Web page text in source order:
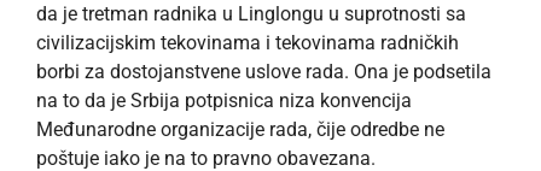
da je tretman radnika u Linglongu u suprotnosti sa
civilizacijskim tekovinama i tekovinama radničkih
borbi za dostojanstvene uslove rada. Ona je podsetila
na to da je Srbija potpisnica niza konvencija
Međunarodne organizacije rada, čije odredbe ne
poštuje iako je na to pravno obavezana.